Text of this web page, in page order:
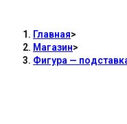
Главная>
Магазин>
Фигура —